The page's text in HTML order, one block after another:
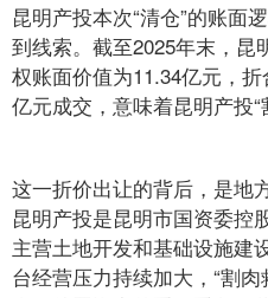
昆明产投本次“清仓”的账面
到线索。截至2025年末，昆
权账面价值为11.34亿元，
亿元成交，意味着昆明产投“
这一折价出让的背后，是地
昆明产投是昆明市国资委控
主营土地开发和基础设施建
台经营压力持续加大，“割